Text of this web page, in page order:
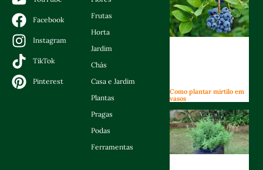
Facebook
Instagram
TikTok
Pinterest
Frutas
Horta
Jardim
Chás
Casa e Jardim
Plantas
Pragas
Podas
Ferramentas
Como plantar mirtilo em
vasos